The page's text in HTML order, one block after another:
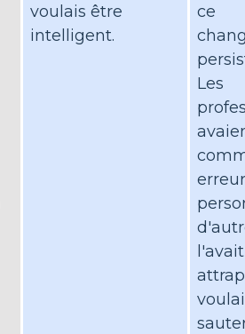
voulais être
intelligent.
ce
Les
l'avait